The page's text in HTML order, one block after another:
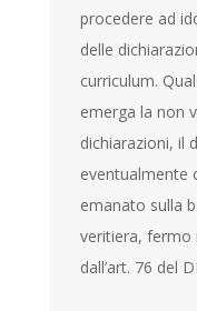
procedere ad
delle
curriculum.
emerga la non
dichiarazioni, il
eventualmente
emanato sulla
veritiera, fermo
dall’art. 76 del